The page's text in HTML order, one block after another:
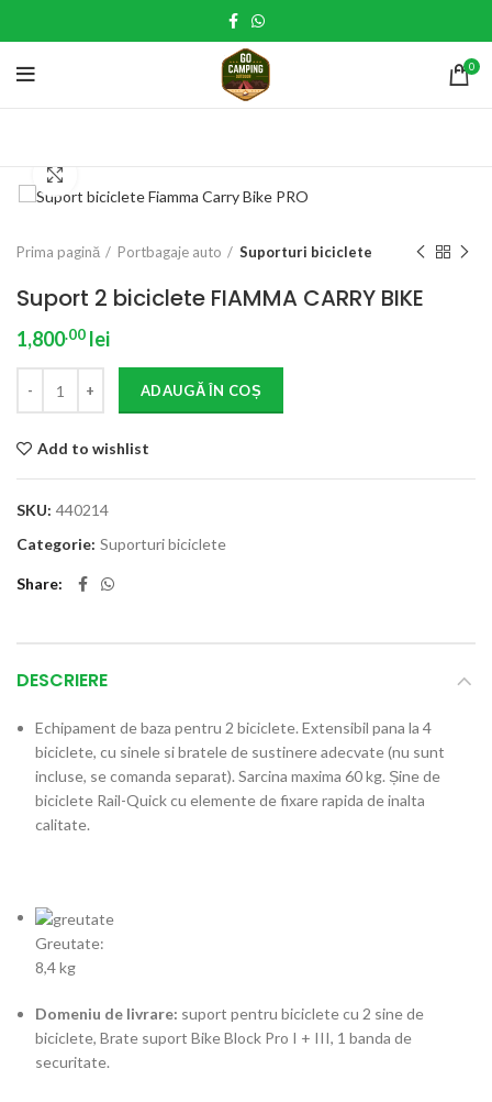
0
Prima pagină Portbagaje auto Suporturi biciclete
Suport 2 biciclete FIAMMA CARRY BIKE
1,800.00 lei
ADAUGĂ ÎN COȘ
Add to wishlist
SKU: 440214
Categorie: Suporturi biciclete
Share
DESCRIERE
Echipament de baza pentru 2 biciclete. Extensibil pana la 4
biciclete, cu sinele si bratele de sustinere adecvate (nu sunt
incluse, se comanda separat). Sarcina maxima 60 kg. Șine de
biciclete Rail-Quick cu elemente de fixare rapida de inalta
calitate.
Greutate:
8,4 kg
Domeniu de livrare: suport pentru biciclete cu 2 sine de
biciclete, Brate suport Bike Block Pro I + III, 1 banda de
securitate.